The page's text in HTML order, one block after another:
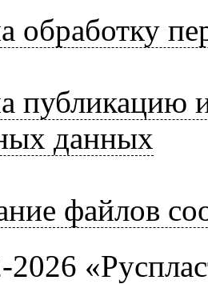
обработку
публикацию
данных
файлов
2026